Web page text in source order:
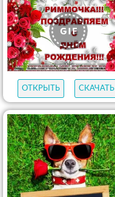
ОТКРЫТЬ СКАЧАТЬ